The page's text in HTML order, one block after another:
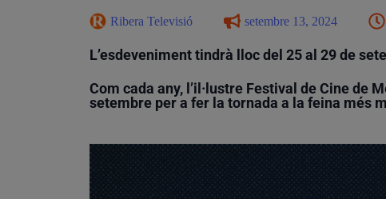
Ribera Televisió setembre 13, 2024
L’esdeveniment tindrà lloc del 25 al 29 de
Com cada any, l’il·lustre Festival de Cine de
setembre per a fer la tornada a la feina més